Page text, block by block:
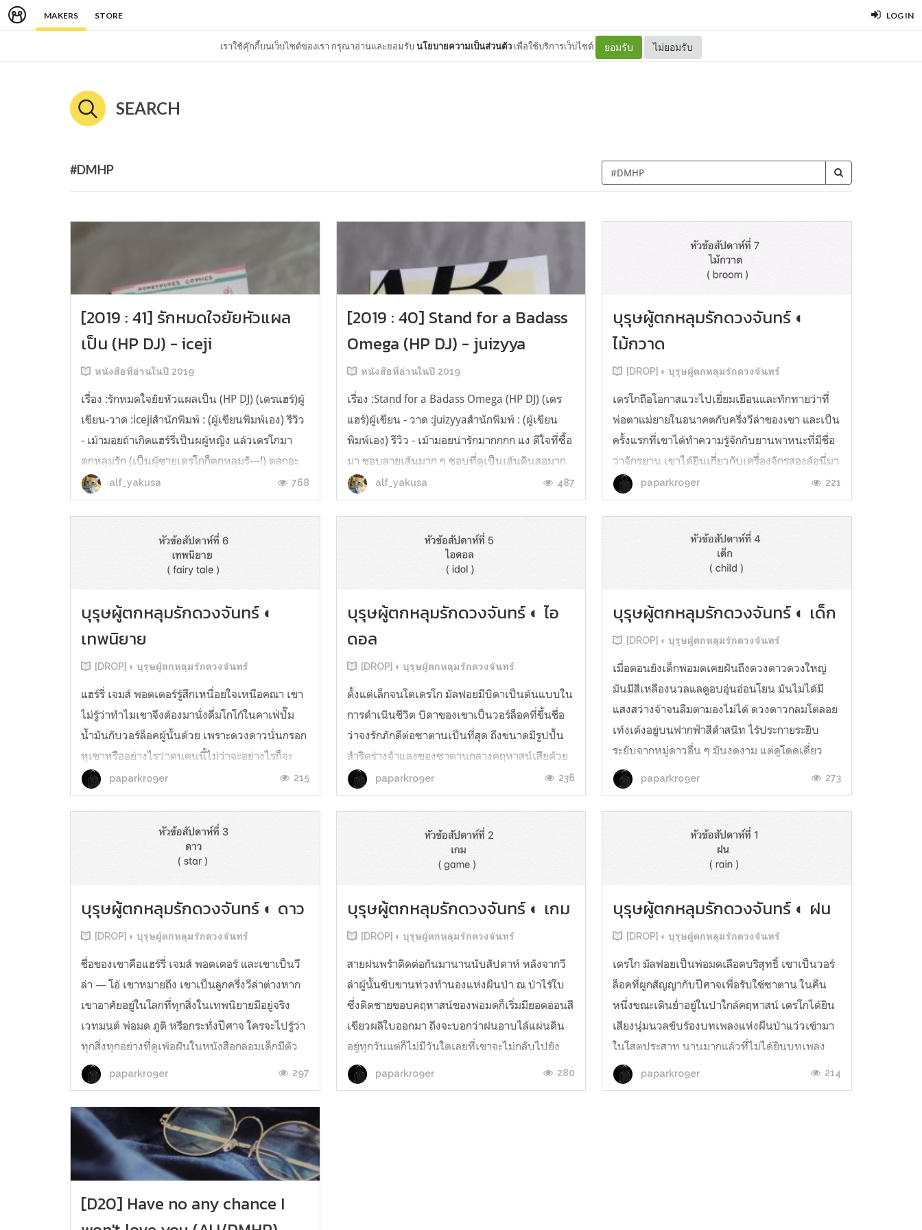
MAKERS STORE LOG IN
เราใช้คุ๊กกี้บนเว็บไซต์ของเรา กรุณาอ่านและยอมรับนโยบายความเป็นส่วนตัว เพื่อใช้บริการเว็บไซต์ ยอมรับ ไม่ยอมรับ
SEARCH
#DMHP
[2019 : 41] รักหมดใจยัยหัวแผล
เป็น (HP DJ) - iceji
หนังสือที่อ่านในปี 2019
เรื่อง :รักหมดใจยัยหัวแผลเป็น (HP DJ) (เดรแฮร์)ผู้
เขียน-วาด :icejiสำนักพิมพ์ : (ผู้เขียนพิมพ์เอง) รีวิว
- เม้ามอยถ้าเกิดแฮร์รี่เป็นผผู้หญิง แล้วเดรโกมา
ตกหลุมรัก (เป็นผู้ชายเดรโกก็ตกหลุมรั---!) ตลกอะ
แต่สั้นจัง แง นังแฮร์รี่ร้ายๆอะ บริหารเสน่ห์เก่งสุดๆ
ชอบความพ่อแม่ของรอนเฮิร์ม น่ารัก ส่วนนี้คือคติ...
alf_yakusa 768
[2019 : 40] Stand for a Badass
Omega (HP DJ) - juizyya
หนังสือที่อ่านในปี 2019
เรื่อง :Stand for a Badass Omega (HP DJ) (เดร
แฮร์)ผู้เขียน - วาด :juizyyaสำนักพิมพ์ : (ผู้เขียน
พิมพ์เอง) รีวิว - เม้ามอยน่ารักมากกกก แง ดีใจที่ซื้อ
มา ชอบลายเส้นมาก ๆ ชอบที่ดูเป็นเส้นดินสอมาก
แฮร์รี่ก็เป้วจังโว้ย เป็นโอเมกานักเลง คิดว่ากลัวหรอ
เข้ามาเด้!! แบบนั้น ส่วนมัลฟอลเป็นเอ็นดูมาก โถ
alf_yakusa 487
บุรุษผู้ตกหลุมรักดวงจันทร์ ◐
ไม้กวาด
[DROP] ◐ บุรุษผู้ตกหลุมรักดวงจันทร์
เดรโกถือโอกาสแวะไปเยี่ยมเยือนและทักทายว่าที่
พ่อตาแม่ยายในอนาคตกับครึ่งวีล่าของเขา และเป็น
ครั้งแรกที่เขาได้ทำความรู้จักกับยานพาหนะที่มีชื่อ
ว่าจักรยาน เขาได้ยินเกี่ยวกับเครื่องจักรสองล้อนี่มา
ตั้งแต่ช่วงที่เขายังเป็นพ่อมดน้อย แต่ยังไม่เคยได้
เห็นสิ่งประดิษฐ์ชนิดนี้จริง ๆ มาก่อน หน้าตามันดู
paparkro9er 221
บุรุษผู้ตกหลุมรักดวงจันทร์ ◐
เทพนิยาย
[DROP] ◐ บุรุษผู้ตกหลุมรักดวงจันทร์
แฮร์รี่ เจมส์ พอตเตอร์รู้สึกเหนื่อยใจเหนือคณา เขา
ไม่รู้ว่าทำไมเขาจึงต้องมานั่งดื่มโกโก้ในคาเฟ่ปั๊ม
น้ำมันกับวอร์ล็อคผู้นั้นด้วย เพราะดวงดาวนั่นกรอก
หูเขาหรืออย่างไรว่าคนคนนี้ไม่ว่าจะอย่างไรก็จะ
ต้องปรากฏตัวต่อหน้าเขา และก็ปรากฏต่อหน้าจริง
ๆ เขาเพียงแค่ปั่นจักรยานเพื่อจะเข้าไปซื้อของใน
paparkro9er 215
บุรุษผู้ตกหลุมรักดวงจันทร์ ◐ ไอ
ดอล
[DROP] ◐ บุรุษผู้ตกหลุมรักดวงจันทร์
ตั้งแต่เล็กจนโตเดรโก มัลฟอยมีบิดาเป็นต้นแบบใน
การดำเนินชีวิต บิดาของเขาเป็นวอร์ล็อคที่ขึ้นชื่อ
ว่าจงรักภักดีต่อซาตานเป็นที่สุด ถึงขนาดมีรูปปั้น
สำริดร่างจำแลงของซาตานกลางคฤหาสน์เสียด้วย
ซ้ำ ว่ากันว่าหากซาตานปรากฏตัวให้วอร์ล็อกหรือ
แม่มดที่ไหนได้เห็นแล้วมอบหมายภารกิจให้ก็จะ
paparkro9er 236
บุรุษผู้ตกหลุมรักดวงจันทร์ ◐ เด็ก
[DROP] ◐ บุรุษผู้ตกหลุมรักดวงจันทร์
เมื่อตอนยังเด็กพ่อมดเคยฝันถึงดวงดาวดวงใหญ่
มันมีสีเหลืองนวลแลดูอบอุ่นอ่อนโยน มันไม่ได้มี
แสงสว่างจ้าจนลืมตามองไม่ได้ ดวงดาวกลมโตลอย
เท้งเต้งอยู่บนฟากฟ้าสีดำสนิท ไร้ประกายระยิบ
ระยับจากหมู่ดาวอื่น ๆ มันงดงาม แต่ดูโดดเดี่ยว
เหลือเกิน ดวงดาวดวงใหญ่นั้นที่เขารู้จักมันในชื่อ
ของดวงจันทร์ เดรโกคิดว่าตัวเ...
paparkro9er 273
บุรุษผู้ตกหลุมรักดวงจันทร์ ◐ ดาว
[DROP] ◐ บุรุษผู้ตกหลุมรักดวงจันทร์
ชื่อของเขาคือแฮร์รี่ เจมส์ พอตเตอร์ และเขาเป็นวี
ล่า — โอ้ เขาหมายถึง เขาเป็นลูกครึ่งวีล่าต่างหาก
เขาอาศัยอยู่ในโลกที่ทุกสิ่งในเทพนิยายมีอยู่จริง
เวทมนต์ พ่อมด ภูติ หรือกระทั่งปีศาจ ใครจะไปรู้ว่า
ทุกสิ่งทุกอย่างที่ดูเพ้อฝันในหนังสือกล่อมเด็กมีตัว
ตนอยู่จริง และพวกเขาเหล่านั้นอาศัยปะปนอยู่ร่วม
กับมน...
paparkro9er 297
บุรุษผู้ตกหลุมรักดวงจันทร์ ◐ เกม
[DROP] ◐ บุรุษผู้ตกหลุมรักดวงจันทร์
สายฝนพรำติดต่อกันมานานนับสัปดาห์ หลังจากวี
ล่าผู้นั้นขับขานท่วงทำนองแห่งผืนป่า ณ ป่าไร้ใบ
ซึ่งติดชายขอบคฤหาสน์ของพ่อมดก็เริ่มมียอดอ่อนสี
เขียวผลิใบออกมา ถึงจะบอกว่าฝนอาบไล้แผ่นดิน
อยู่ทุกวันแต่ก็ไม่มีวันใดเลยที่เขาจะไม่กลับไปยัง
ต้นไม้ใหญ่โตที่ลานโล่งแห่งนั้น กลับไปเพียงเพื่อ
หวังจะได้พบกับโฉมงามอีกส...
paparkro9er 280
บุรุษผู้ตกหลุมรักดวงจันทร์ ◐ ฝน
[DROP] ◐ บุรุษผู้ตกหลุมรักดวงจันทร์
เดรโก มัลฟอยเป็นพ่อมดเลือดบริสุทธิ์ เขาเป็นวอร์
ล็อคที่ผูกสัญญากับปีศาจเพื่อรับใช้ซาตาน ในคืน
หนึ่งขณะเดินย่ำอยู่ในป่าใกล้คฤหาสน์ เดรโกได้ยิน
เสียงนุ่มนวลขับร้องบทเพลงแห่งผืนป่าแว่วเข้ามา
ในโสตประสาท นานมากแล้วที่ไม่ได้ยินบทเพลง
แห่งชีวิตบทนี้ เขาอดไม่ได้ที่จะเปลี่ยนเป้าหมาย
จากการเก็บสมุนไพรไปเป็นค้...
paparkro9er 214
[D20] Have no any chance I